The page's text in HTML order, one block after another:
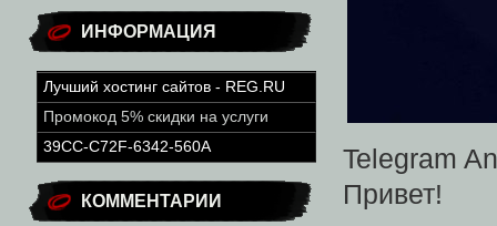
ИНФОРМАЦИЯ
Лучший хостинг сайтов - REG.RU
Промокод 5% скидки на услуги
39CC-C72F-6342-560A
КОММЕНТАРИИ
Telegram
Привет!